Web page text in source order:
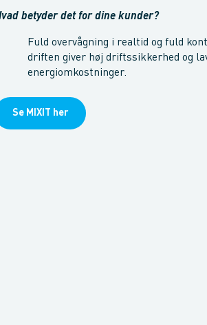
betyder det for dine kunder?
Fuld overvågning i realtid og fuld
driften giver høj driftssikkerhed og
energiomkostninger.
Se MIXIT her